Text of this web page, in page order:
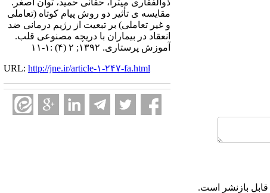
ذوالفقاری میترا، حقانی حمید، توان اصغر.
مقایسه ی تأثیر دو روش پیام کوتاه (تعاملی
و غیر تعاملی) بر تبعیت از رژیم درمانی ضد
انعقاد در بیماران با دریچه مصنوعی قلب.
آموزش پرستاری. ۱۳۹۲; ۲ (۴) :۱-۱۱
URL: http://jne.ir/article-۱-۲۴۷-fa.html
قابل بازنشر است.